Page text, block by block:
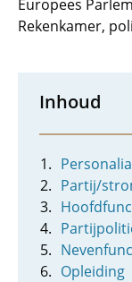
Europees
Rekenkamer,
Inhoud
Personalia
Partij/
Opleiding